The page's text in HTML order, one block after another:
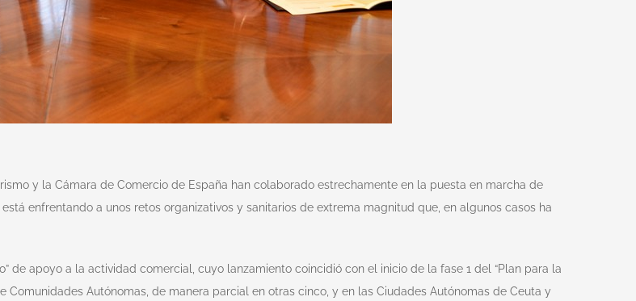
y la Cámara de Comercio de España han colaborado estrechamente en la puesta en marcha de
enfrentando a unos retos organizativos y sanitarios de extrema magnitud que, en algunos casos ha
de apoyo a la actividad comercial, cuyo lanzamiento coincidió con el inicio de la fase 1 del “Plan para la
Autónomas, de manera parcial en otras cinco, y en las Ciudades Autónomas de Ceuta y